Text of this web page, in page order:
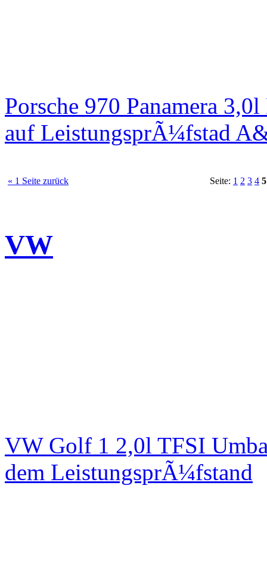
Porsche 970 Panamera
auf LeistungsprÃ¼fstad
« 1 Seite zurück Seite: 1 2 3 4 5
VW
VW Golf 1 2,0l TFSI
dem LeistungsprÃ¼fstand